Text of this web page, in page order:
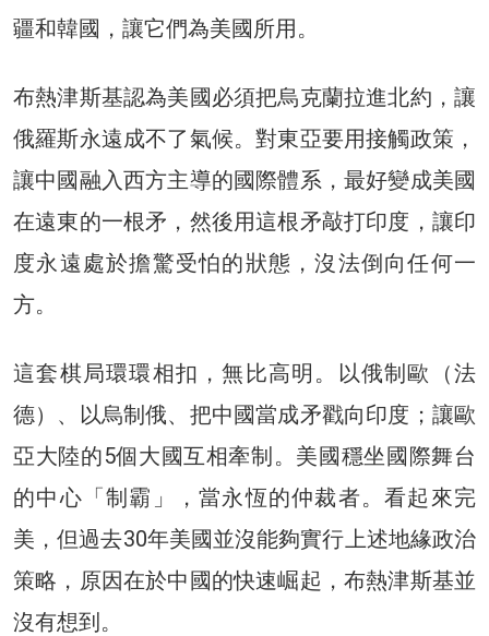
疆和韓國，讓它們為美國所用。
布熱津斯基認為美國必須把烏克蘭拉進北約，讓
俄羅斯永遠成不了氣候。對東亞要用接觸政策，
讓中國融入西方主導的國際體系，最好變成美國
在遠東的一根矛，然後用這根矛敲打印度，讓印
度永遠處於擔驚受怕的狀態，沒法倒向任何一
方。
這套棋局環環相扣，無比高明。以俄制歐（法
德）、以烏制俄、把中國當成矛戳向印度；讓歐
亞大陸的5個大國互相牽制。美國穩坐國際舞台
的中心「制霸」，當永恆的仲裁者。看起來完
美，但過去30年美國並沒能夠實行上述地緣政治
策略，原因在於中國的快速崛起，布熱津斯基並
沒有想到。